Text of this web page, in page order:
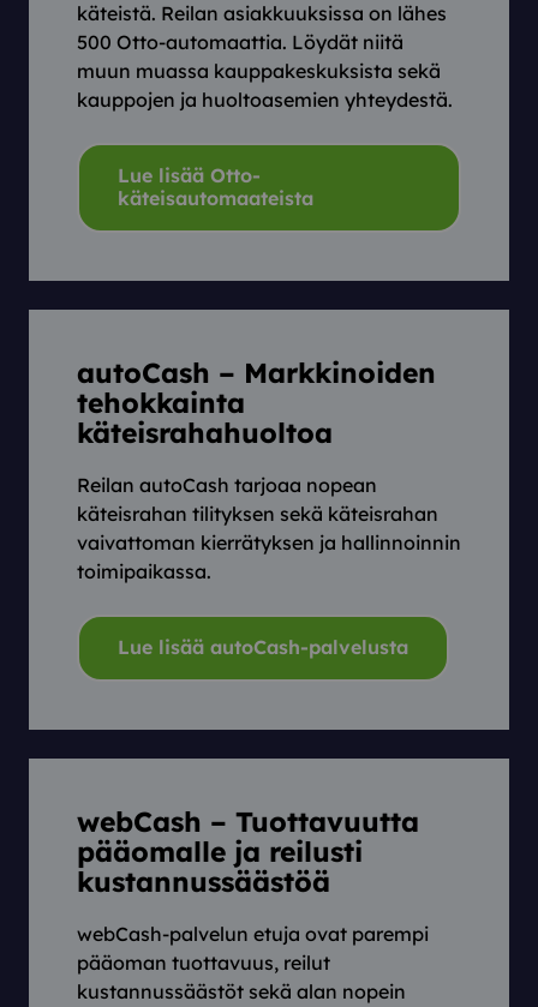
käteistä. Reilan asiakkuuksissa on lähes
500 Otto-automaattia. Löydät niitä
muun muassa kauppakeskuksista sekä
kauppojen ja huoltoasemien yhteydestä.
Lue lisää Otto-
käteisautomaateista
autoCash – Markkinoiden
tehokkainta
käteisrahahuoltoa
Reilan autoCash tarjoaa nopean
käteisrahan tilityksen sekä käteisrahan
vaivattoman kierrätyksen ja hallinnoinnin
toimipaikassa.
Lue lisää autoCash-palvelusta
webCash – Tuottavuutta
pääomalle ja reilusti
kustannussäästöä
webCash-palvelun etuja ovat parempi
pääoman tuottavuus, reilut
kustannussäästöt sekä alan nopein